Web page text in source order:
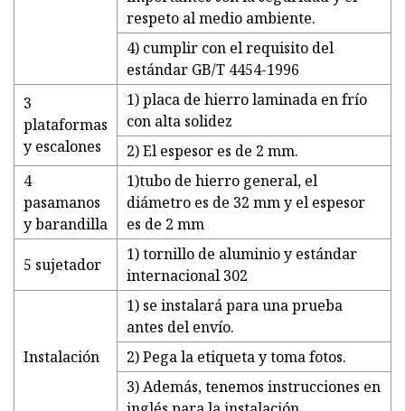
respeto al medio ambiente.
4) cumplir con el requisito del
estándar GB/T 4454-1996
3
plataformas
y escalones
1) placa de hierro laminada en frío
con alta solidez
2) El espesor es de 2 mm.
4
pasamanos
y barandilla
1)tubo de hierro general, el
diámetro es de 32 mm y el espesor
es de 2 mm
5 sujetador
1) tornillo de aluminio y estándar
internacional 302
Instalación
1) se instalará para una prueba
antes del envío.
2) Pega la etiqueta y toma fotos.
3) Además, tenemos instrucciones en